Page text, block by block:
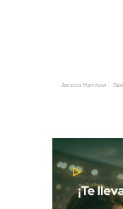
Jessica Harrison -